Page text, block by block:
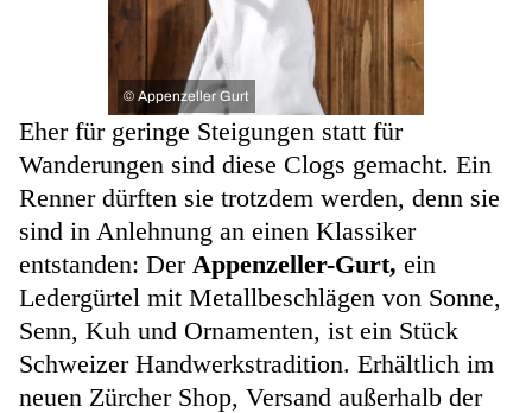
© Appenzeller Gurt
Eher für geringe Steigungen statt für
Wanderungen sind diese Clogs gemacht. Ein
Renner dürften sie trotzdem werden, denn sie
sind in Anlehnung an einen Klassiker
entstanden: Der Appenzeller-Gurt, ein
Ledergürtel mit Metallbeschlägen von Sonne,
Senn, Kuh und Ornamenten, ist ein Stück
Schweizer Handwerkstradition. Erhältlich im
neuen Zürcher Shop, Versand außerhalb der